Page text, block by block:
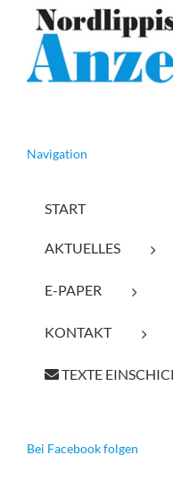
Navigation
START
AKTUELLES
E-PAPER
KONTAKT
TEXTE
Bei Facebook folgen